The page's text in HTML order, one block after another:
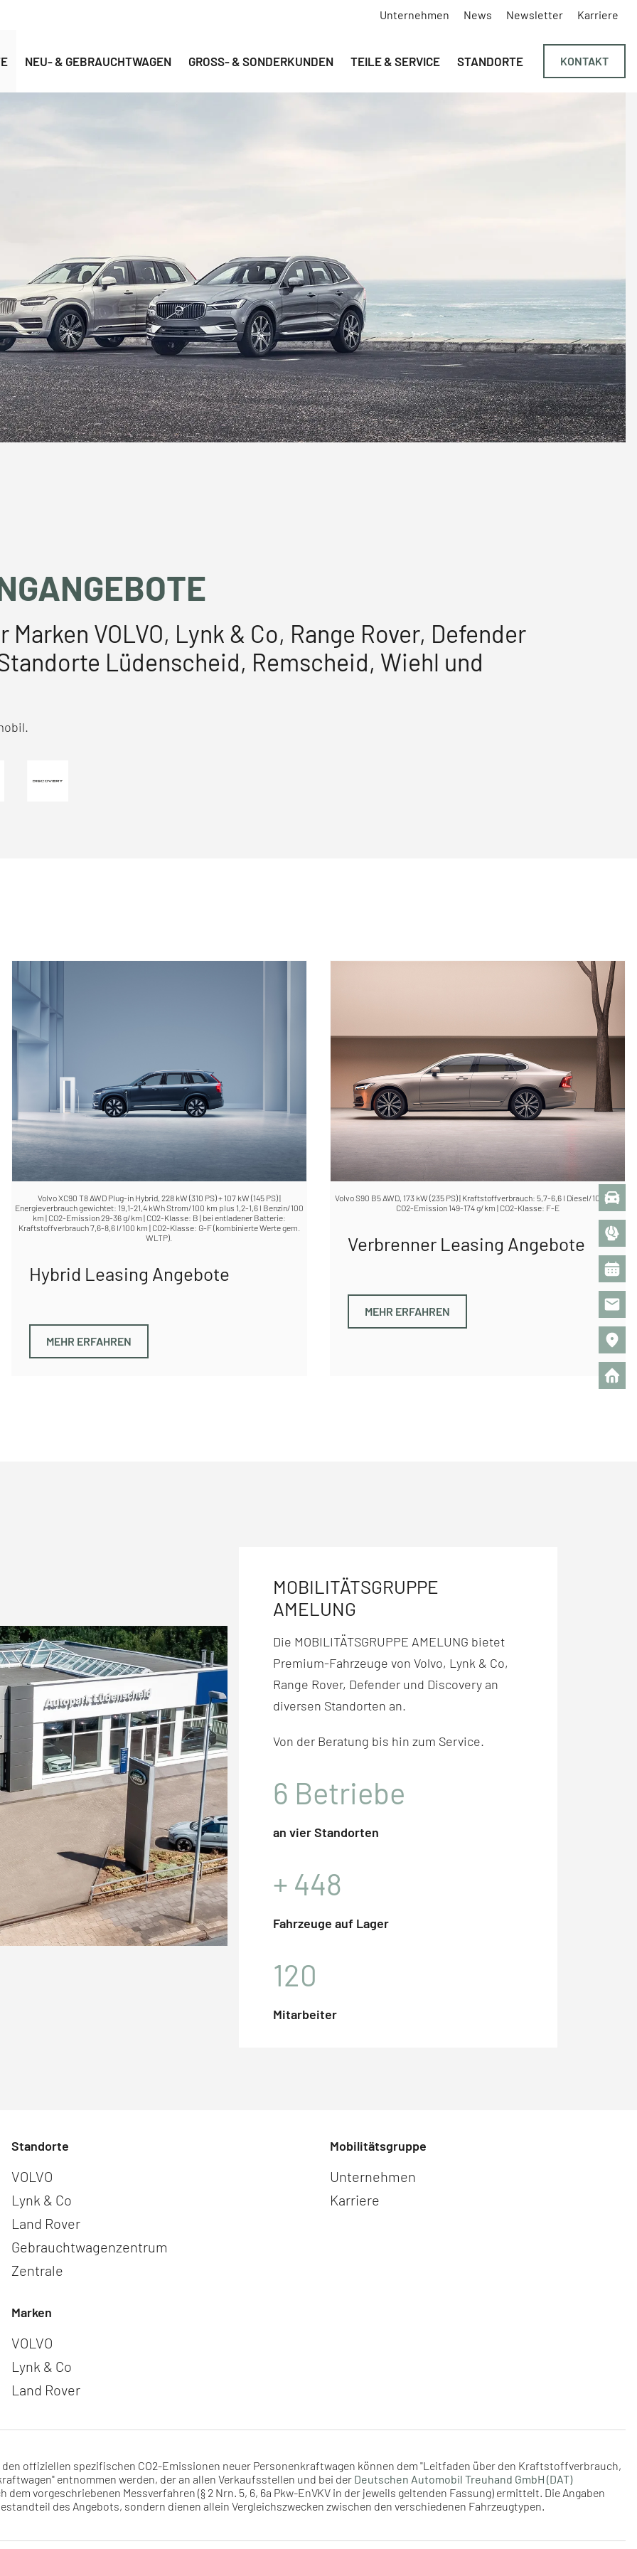
Navigation überspringen
Unternehmen News Newsletter Karriere
NEU- & GEBRAUCHTWAGEN GROSS- & SONDERKUNDEN TEILE & SERVICE STANDORTE KONTAKT
VOLVO, Lynk & Co, Range Rover, Defender
Lüdenscheid, Remscheid, Wiehl und
Volvo XC90 T8 AWD Plug-in Hybrid, 228 kW (310 PS) + 107 kW (145 PS) |
Energieverbrauch gewichtet: 19,1-21,4 kWh Strom/100 km plus 1,2-1,6 l Benzin/100
km | CO2-Emission 29-36 g/km | CO2-Klasse: B | bei entladener Batterie:
Kraftstoffverbrauch 7,6-8,6 l/100 km | CO2-Klasse: G-F (kombinierte Werte gem.
WLTP).
Hybrid Leasing Angebote
MEHR ERFAHREN
Volvo S90 B5 AWD, 173 kW (235 PS) | Kraftstoffverbrauch: 5,7-6,6 l Diesel/100 km |
CO2-Emission 149-174 g/km | CO2-Klasse: F-E
Verbrenner Leasing Angebote
MEHR ERFAHREN
MOBILITÄTSGRUPPE
AMELUNG
Die MOBILITÄTSGRUPPE AMELUNG bietet
Premium-Fahr­zeuge von Volvo, Lynk & Co,
Range Rover, Defender und Discovery an
diversen Stand­orten an.
Von der Beratung bis hin zum Service.
6 Betriebe
an vier Standorten
+ 448
Fahrzeuge auf Lager
120
Mitarbeiter
Standorte
Navigation überspringen
VOLVO
Lynk & Co
Land Rover
Gebrauchtwagenzentrum
Zentrale
Mobilitätsgruppe
Navigation überspringen
Unternehmen
Karriere
Marken
Navigation überspringen
VOLVO
Lynk & Co
Land Rover
offiziellen spezifischen CO2-Emissionen neuer Personenkraftwagen können dem "Leitfaden über den Kraftstoffverbrauch,
entnommen werden, der an allen Verkaufsstellen und bei der Deutschen Automobil Treuhand GmbH (DAT)
vorgeschriebenen Messverfahren (§ 2 Nrn. 5, 6, 6a Pkw-EnVKV in der jeweils geltenden Fassung) ermittelt. Die Angaben
des Angebots, sondern dienen allein Vergleichszwecken zwischen den verschiedenen Fahrzeugtypen.